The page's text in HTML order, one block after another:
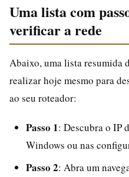
Uma lista com
verificar a rede
Abaixo, uma lista resumida
realizar hoje mesmo para
ao seu roteador:
Passo 1: Descubra o IP
Windows ou nas
Passo 2: Abra um